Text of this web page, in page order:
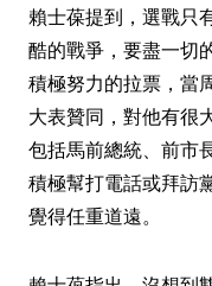
賴士葆提到，選戰只
酷的戰爭，要盡一切
積極努力的拉票，當
大表贊同，對他有很
包括馬前總統、前市
積極幫打電話或拜訪
覺得任重道遠。